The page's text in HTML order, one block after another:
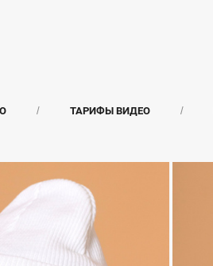
ТАРИФЫ ВИДЕО